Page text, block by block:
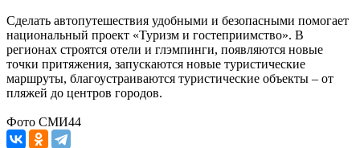
Сделать автопутешествия удобными и безопасными помогает
национальный проект «Туризм и гостеприимство». В
регионах строятся отели и глэмпинги, появляются новые
точки притяжения, запускаются новые туристические
маршруты, благоустраиваются туристические объекты – от
пляжей до центров городов.
Фото СМИ44